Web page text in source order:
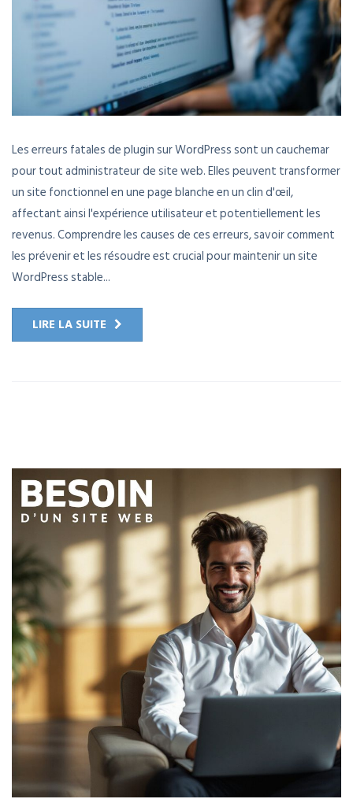
Les erreurs fatales de plugin sur WordPress sont un cauchemar
pour tout administrateur de site web. Elles peuvent transformer
un site fonctionnel en une page blanche en un clin d'œil,
affectant ainsi l'expérience utilisateur et potentiellement les
revenus. Comprendre les causes de ces erreurs, savoir comment
les prévenir et les résoudre est crucial pour maintenir un site
WordPress stable...
LIRE LA SUITE